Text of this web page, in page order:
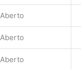
Aberto
Aberto
Aberto